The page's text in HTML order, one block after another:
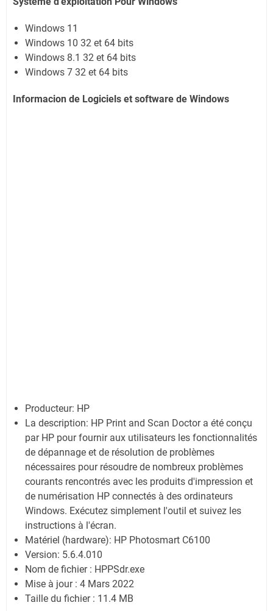
Windows 11
Windows 10 32 et 64 bits
Windows 8.1 32 et 64 bits
Windows 7 32 et 64 bits
Informacion de Logiciels et software de Windows
Producteur: HP
La description: HP Print and Scan Doctor a été conçu
par HP pour fournir aux utilisateurs les fonctionnalités
de dépannage et de résolution de problèmes
nécessaires pour résoudre de nombreux problèmes
courants rencontrés avec les produits d'impression et
de numérisation HP connectés à des ordinateurs
Windows. Exécutez simplement l'outil et suivez les
instructions à l'écran.
Matériel (hardware): HP Photosmart C6100
Version: 5.6.4.010
Nom de fichier : HPPSdr.exe
Mise à jour : 4 Mars 2022
Taille du fichier : 11.4 MB